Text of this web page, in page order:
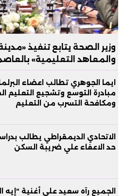
وزير الصحة يتابع تنفيذ
والمعاهد التعليمية»
ايما الجوهري تطالب اعضاء
مبادرة التوسع وتشجيع التعليم
ومكافحة التسرب من التعليم
الاتحادي الديمقراطي يطالب
حد الاعفاء علي ضريبة السكن
الجميع رآه سعيد على أغنية "إيه